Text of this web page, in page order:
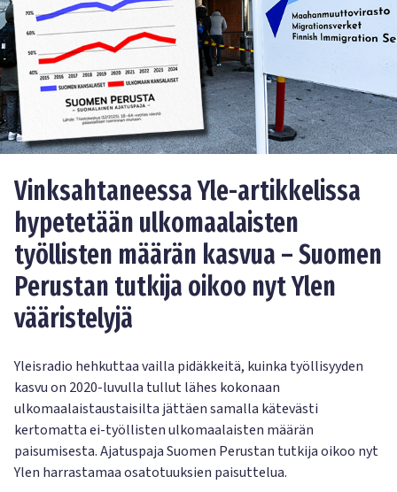
Vinksahtaneessa Yle-artikkelissa
hypetetään ulkomaalaisten
työllisten määrän kasvua – Suomen
Perustan tutkija oikoo nyt Ylen
vääristelyjä
Yleisradio hehkuttaa vailla pidäkkeitä, kuinka työllisyyden
kasvu on 2020-luvulla tullut lähes kokonaan
ulkomaalaistaustaisilta jättäen samalla kätevästi
kertomatta ei-työllisten ulkomaalaisten määrän
paisumisesta. Ajatuspaja Suomen Perustan tutkija oikoo nyt
Ylen harrastamaa osatotuuksien paisuttelua.